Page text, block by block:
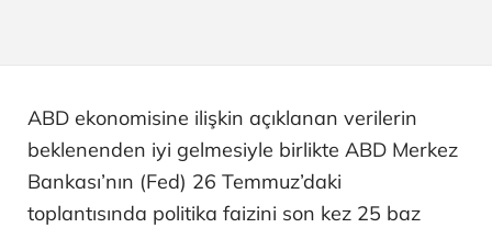
ABD ekonomisine ilişkin açıklanan verilerin
beklenenden iyi gelmesiyle birlikte ABD Merkez
Bankası’nın (Fed) 26 Temmuz’daki
toplantısında politika faizini son kez 25 baz